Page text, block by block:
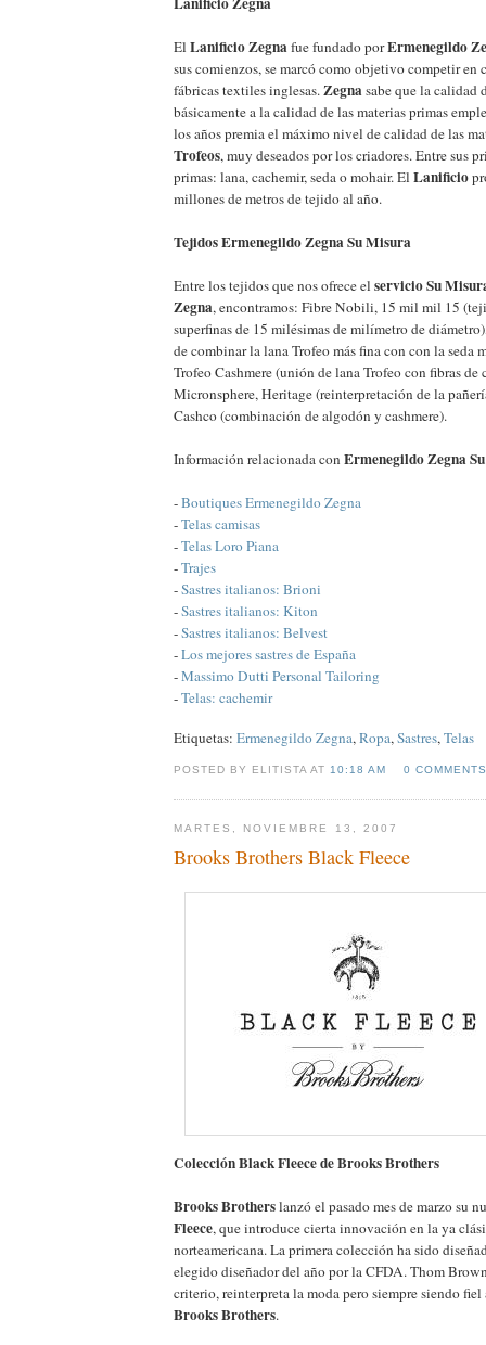
El Lanificio Zegnafue fundado porErmenegildo
sus comienzos, se marcó como objetivo competir en
fábricas textiles inglesas.Zegnasabe que la calidad
básicamente a la calidad de las materias primas
los años premia el máximo nivel de calidad de las
Trofeos, muy deseados por los criadores. Entre sus
primas: lana, cachemir, seda o mohair. El Lanificio
millones de metros de tejido al año.
Tejidos Ermenegildo Zegna Su Misura
Entre los tejidos que nos ofrece el servicio Su
Zegna, encontramos: Fibre Nobili, 15 mil mil 15
superfinas de 15 milésimas de milímetro de
de combinar la lana Trofeo más fina con con la seda
Trofeo Cashmere (unión de lana Trofeo con fibras de
Micronsphere, Heritage (reinterpretación de la
Cashco (combinación de algodón y cashmere).
Información relacionada con Ermenegildo Zegna
-Boutiques Ermenegildo Zegna
-Telas camisas
-Telas Loro Piana
-Trajes
-Sastres italianos: Brioni
-Sastres italianos: Kiton
-Sastres italianos: Belvest
-Los mejores sastres de España
-Massimo Dutti Personal Tailoring
-Telas: cachemir
Etiquetas: Ermenegildo Zegna,Ropa,Sastres,Telas
POSTED BY ELITISTA AT10:18 AM 0 COMMENTS
MARTES, NOVIEMBRE 13, 2007
Brooks Brothers Black Fleece
Colección Black Fleece de Brooks Brothers
Brooks Brotherslanzó el pasado mes de marzo su
Fleece, que introduce cierta innovación en la ya
norteamericana. La primera colección ha sido
elegido diseñador del año por la CFDA. Thom
criterio, reinterpreta la moda pero siempre siendo
Brooks Brothers.